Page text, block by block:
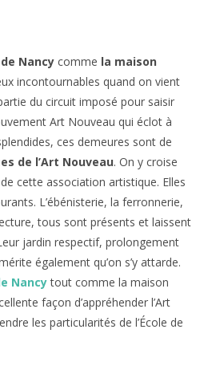
Nancy comme la maison
incontournables quand on vient
du circuit imposé pour saisir
Art Nouveau qui éclot à
ces demeures sont de
de l’Art Nouveau. On y croise
cette association artistique. Elles
L’ébénisterie, la ferronnerie,
tous sont présents et laissent
jardin respectif, prolongement
également qu’on s’y attarde.
Nancytout comme la maison
façon d’appréhender l’Art
les particularités de l’École de